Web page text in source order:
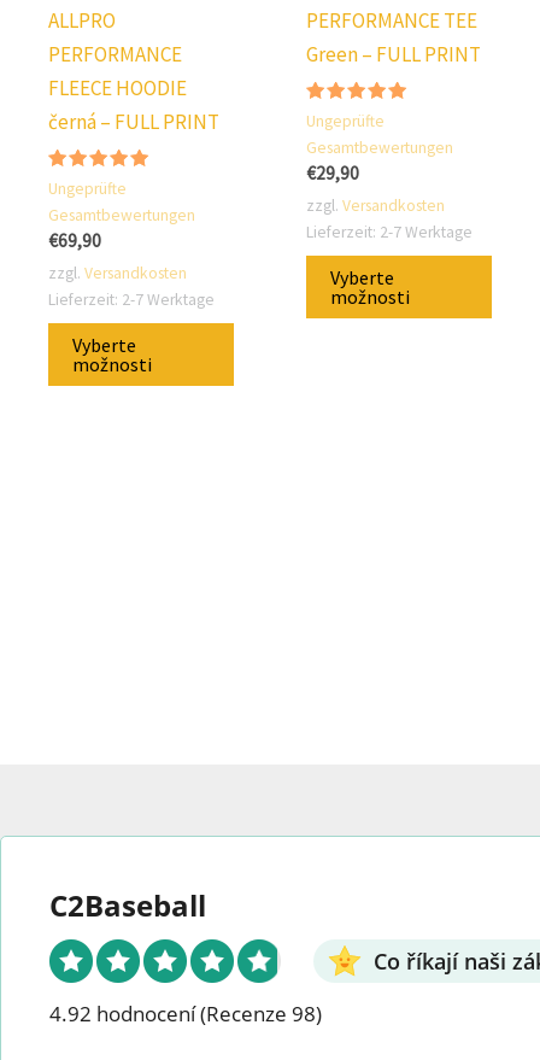
ALLPRO
PERFORMANCE
FLEECE HOODIE
černá – FULL PRINT
Hodnocení:
5.00
z 5
Ungeprüfte
Gesamtbewertungen
€69,90
zzgl.Versandkosten
Lieferzeit: 2-7 Werktage
Vyberte
možnosti
Tento
PERFORMANCE TEE
Green – FULL PRINT
Hodnocení:
4.75
z 5
Ungeprüfte
Gesamtbewertungen
€29,90
zzgl.Versandkosten
Lieferzeit: 2-7 Werktage
Vyberte
možnosti
C2Baseball
Co říkají naši
4.92 hodnocení(Recenze 98)